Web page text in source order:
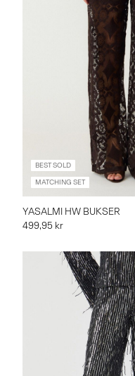
BEST SOLD
MATCHING SET
YASALMI HW BUKSER
499,95 kr